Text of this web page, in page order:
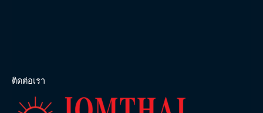
ติดต่อเรา